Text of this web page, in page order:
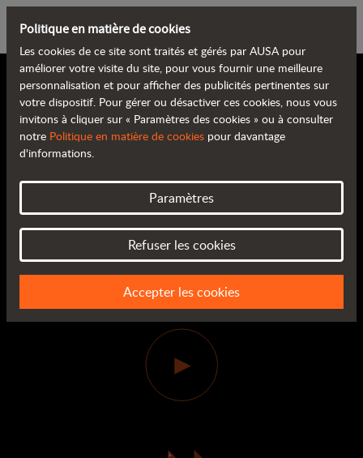
PRÉSENTATION NUMÉRIQUE
DU PRODUIT
Politique en matière de cookies
Les cookies de ce site sont traités et gérés par AUSA pour
améliorer votre visite du site, pour vous fournir une meilleure
personnalisation et pour afficher des publicités pertinentes sur
votre dispositif. Pour gérer ou désactiver ces cookies, nous vous
invitons à cliquer sur « Paramètres des cookies » ou à consulter
notre Politique en matière de cookies pour davantage
d'informations.
Paramètres
Refuser les cookies
Accepter les cookies